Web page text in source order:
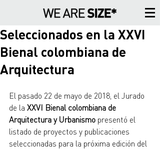
Seleccionados en la XXVI
Bienal colombiana de
Arquitectura
El pasado 22 de mayo de 2018, el Jurado
de la XXVI Bienal colombiana de
Arquitectura y Urbanismo presentó el
listado de proyectos y publicaciones
seleccionadas para la próxima edición del